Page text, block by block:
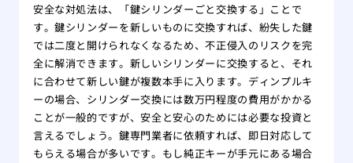
安全な対処法は、「鍵シリンダーごと交換する」ことで
す。鍵シリンダーを新しいものに交換すれば、紛失した鍵
では二度と開けられなくなるため、不正侵入のリスクを完
全に解消できます。新しいシリンダーに交換すると、それ
に合わせて新しい鍵が複数本手に入ります。ディンプルキ
ーの場合、シリンダー交換には数万円程度の費用がかかる
ことが一般的ですが、安全と安心のためには必要な投資と
言えるでしょう。鍵専門業者に依頼すれば、即日対応して
もらえる場合が多いです。もし純正キーが手元にある場合